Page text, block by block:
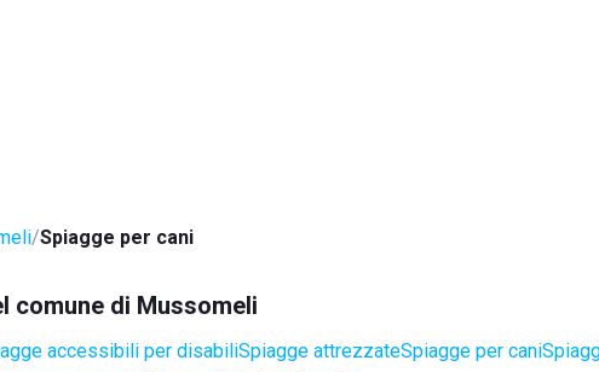
Spiagge per cani
comune di Mussomeli
accessibili per disabiliSpiagge attrezzateSpiagge per cani